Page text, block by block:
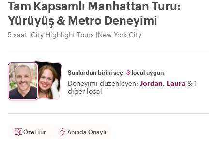
Tam Kapsamlı Manhattan Turu:
Yürüyüş & Metro Deneyimi
5 saat City Highlight Tours New York City
Şunlardan birini seç: 3 local uygun
Deneyimi düzenleyen: Jordan, Laura & 1
diğer local
Özel Tur Anında Onaylı